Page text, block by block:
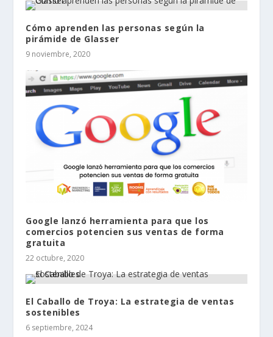
Cómo aprenden las personas según la
pirámide de Glasser
9 noviembre, 2020
Google lanzó herramienta para que los
comercios potencien sus ventas de forma
gratuita
22 octubre, 2020
El Caballo de Troya: La estrategia de ventas
sostenibles
6 septiembre, 2024